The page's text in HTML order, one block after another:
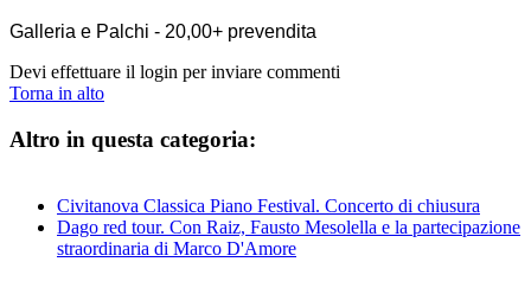
Galleria e Palchi - 20,00+ prevendita
Devi effettuare il login per inviare commenti
Torna in alto
Altro in questa categoria:
Civitanova Classica Piano Festival. Concerto di chiusura
Dago red tour. Con Raiz, Fausto Mesolella e la partecipazione
straordinaria di Marco D'Amore